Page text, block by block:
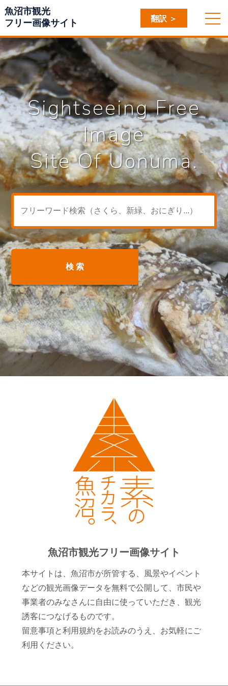
魚沼市観光
フリー画像サイト
Sightseeing Free
Image
Site Of Uonuma.
魚沼市観光フリー画像サイト
本サイトは、魚沼市が所管する、風景やイベント
などの観光画像データを無料で公開して、市民や
事業者のみなさんに自由に使っていただき、観光
誘客につなげるものです。
留意事項と利用規約をお読みのうえ、お気軽にご
利用ください。
翻訳 ＞